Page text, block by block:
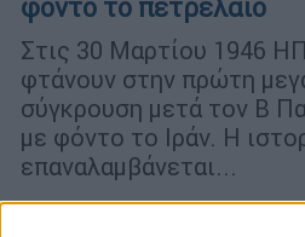
φόντο το πετρέλαιο
Στις 30 Μαρτίου 1946
φτάνουν στην πρώτη
σύγκρουση μετά τον Β
με φόντο το Ιράν. Η
επαναλαμβάνεται...